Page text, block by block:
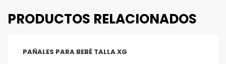
PRODUCTOS RELACIONADOS
PAÑALES PARA BEBÉ TALLA XG